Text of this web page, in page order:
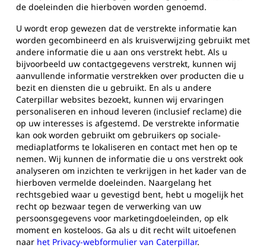
de doeleinden die hierboven worden genoemd.
U wordt erop gewezen dat de verstrekte informatie kan
worden gecombineerd en als kruisverwijzing gebruikt met
andere informatie die u aan ons verstrekt hebt. Als u
bijvoorbeeld uw contactgegevens verstrekt, kunnen wij
aanvullende informatie verstrekken over producten die u
bezit en diensten die u gebruikt. En als u andere
Caterpillar websites bezoekt, kunnen wij ervaringen
personaliseren en inhoud leveren (inclusief reclame) die
op uw interesses is afgestemd. De verstrekte informatie
kan ook worden gebruikt om gebruikers op sociale-
mediaplatforms te lokaliseren en contact met hen op te
nemen. Wij kunnen de informatie die u ons verstrekt ook
analyseren om inzichten te verkrijgen in het kader van de
hierboven vermelde doeleinden. Naargelang het
rechtsgebied waar u gevestigd bent, hebt u mogelijk het
recht op bezwaar tegen de verwerking van uw
persoonsgegevens voor marketingdoeleinden, op elk
moment en kosteloos. Ga als u dit recht wilt uitoefenen
naar het Privacy-webformulier van Caterpillar.